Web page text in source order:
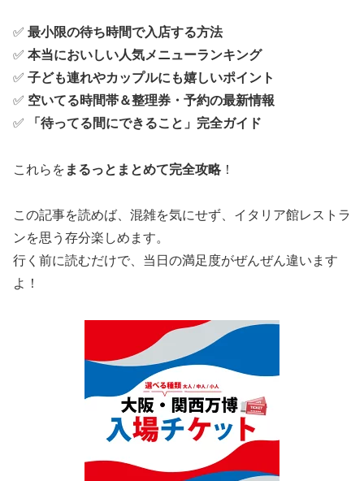
✅ 最小限の待ち時間で入店する方法
✅ 本当においしい人気メニューランキング
✅ 子ども連れやカップルにも嬉しいポイント
✅ 空いてる時間帯＆整理券・予約の最新情報
✅
「待ってる間にできること」完全ガイド
これらを まるっとまとめて完全攻略！
この記事を読めば、混雑を気にせず、イタリア館レストラ
ンを思う存分楽しめます。
行く前に読むだけで、当日の満足度がぜんぜん違います
よ！